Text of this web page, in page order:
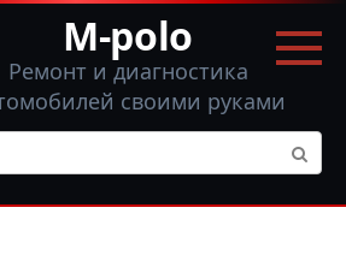
M-polo
Ремонт и диагностика
своими руками